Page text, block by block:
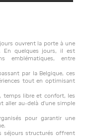
ouvrent la porte à une
En quelques jours, il est
emblématiques, entre
par la Belgique, ces
tout en optimisant
temps libre et confort, les
aller au-delà d’une simple
pour garantir une
séjours structurés offrent